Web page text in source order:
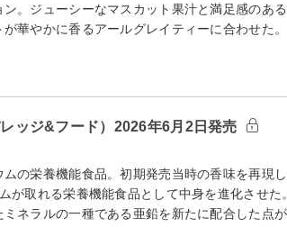
。ジューシーなマスカット果汁と満足感のあ
華やかに香るアールグレイティーに合わせた
ッジ&フード）2026年6月2日発売
の栄養機能食品。初期発売当時の香味を再現
が取れる栄養機能食品として中身を進化させた
ネラルの一種である亜鉛を新たに配合した点